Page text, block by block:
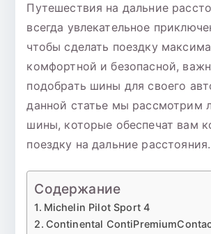
Путешествия на дальние
всегда увлекательное
чтобы сделать поездку
комфортной и безопасной,
подобрать шины для своего
данной статье мы рассмотрим
шины, которые обеспечат вам
поездку на дальние расстояния.
Содержание
Michelin Pilot Sport 4
Continental